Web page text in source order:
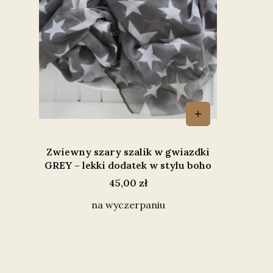
Zwiewny szary szalik w gwiazdki
GREY – lekki dodatek w stylu boho
Cena
45,00 zł
na wyczerpaniu